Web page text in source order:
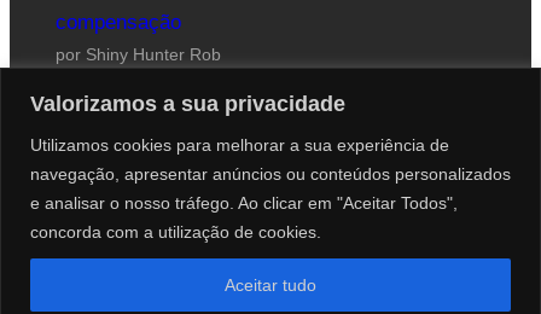
Valorizamos a sua privacidade
Utilizamos cookies para melhorar a sua experiência de
navegação, apresentar anúncios ou conteúdos personalizados
e analisar o nosso tráfego. Ao clicar em "Aceitar Todos",
concorda com a utilização de cookies.
Aceitar tudo
compensação
por Shiny Hunter Rob
Website desenhado por Roberto Coutinho